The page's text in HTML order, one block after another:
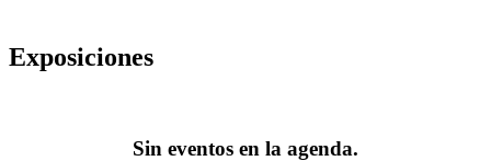
Exposiciones
Sin eventos en la agenda.